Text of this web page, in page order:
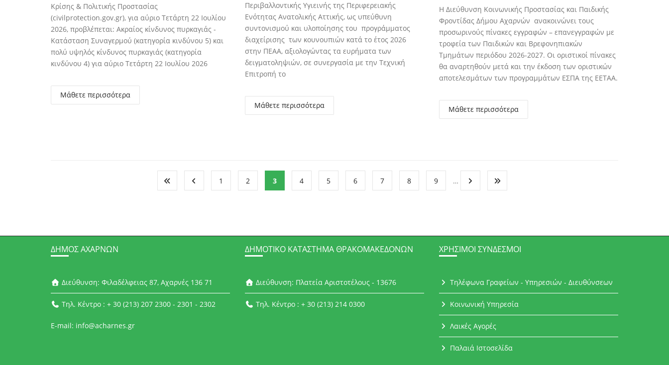
Κρίσης & Πολιτικής Προστασίας
(civilprotection.gov.gr), για αύριο Τετάρτη 22 Ιουλίου
2026, προβλέπεται: Ακραίος κίνδυνος πυρκαγιάς -
Κατάσταση Συναγερμού (κατηγορία κινδύνου 5) και
πολύ υψηλός κίνδυνος πυρκαγιάς (κατηγορία
κινδύνου 4) για αύριο Τετάρτη 22 Ιουλίου 2026
Μάθετε περισσότερα
Περιβαλλοντικής Υγιεινής της Περιφερειακής
Ενότητας Ανατολικής Αττικής, ως υπεύθυνη
συντονισμού και υλοποίησης του προγράμματος
διαχείρισης των κουνουπιών κατά το έτος 2026
στην ΠΕΑΑ, αξιολογώντας τα ευρήματα των
δειγματοληψιών, σε συνεργασία με την Τεχνική
Επιτροπή το
Μάθετε περισσότερα
Η Διεύθυνση Κοινωνικής Προστασίας και Παιδικής
Φροντίδας Δήμου Αχαρνών ανακοινώνει τους
προσωρινούς πίνακες εγγραφών – επανεγγραφών με
τροφεία των Παιδικών και Βρεφονηπιακών
Τμημάτων περιόδου 2026-2027. Οι οριστικοί πίνακες
θα αναρτηθούν μετά και την έκδοση των οριστικών
αποτελεσμάτων των προγραμμάτων ΕΣΠΑ της ΕΕΤΑΑ.
Μάθετε περισσότερα
1 2 3 4 5 6 7 8 9 …
ΔΉΜΟΣ ΑΧΑΡΝΏΝ
Διεύθυνση: Φιλαδέλφειας 87, Αχαρνές 136 71
Τηλ. Κέντρο : + 30 (213) 207 2300 - 2301 - 2302
E-mail: info@acharnes.gr
ΔΗΜΟΤΙΚΌ ΚΑΤΆΣΤΗΜΑ ΘΡΑΚΟΜΑΚΕΔΌΝΩΝ
Διεύθυνση: Πλατεία Αριστοτέλους - 13676
Τηλ. Κέντρο : + 30 (213) 214 0300
ΧΡΉΣΙΜΟΙ ΣΎΝΔΕΣΜΟΙ
Τηλέφωνα Γραφείων - Υπηρεσιών - Διευθύνσεων
Κοινωνική Υπηρεσία
Λαικές Αγορές
Παλαιά Ιστοσελίδα